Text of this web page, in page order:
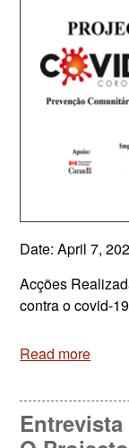
Date: April 7,
Acções
contra o covid-
Read more